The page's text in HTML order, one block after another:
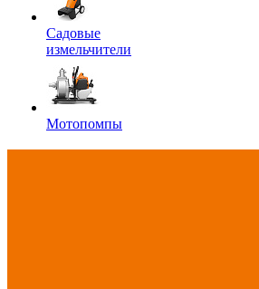
Садовые
измельчители
Мотопомпы